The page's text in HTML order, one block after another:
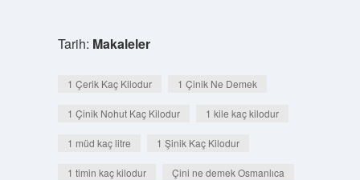
Tarih: Makaleler
1 Çerik Kaç Kilodur 1 Çinik Ne Demek
1 Çinik Nohut Kaç Kilodur 1 kile kaç kilodur
1 müd kaç litre 1 Şinik Kaç Kilodur
1 timin kaç kilodur Çini ne demek Osmanlıca